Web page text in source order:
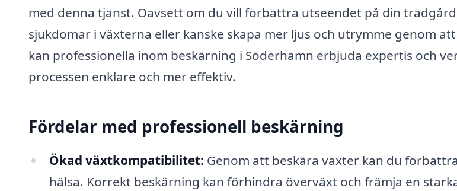
med denna tjänst. Oavsett om du vill förbättra utseendet på din
sjukdomar i växterna eller kanske skapa mer ljus och utrymme genom
kan professionella inom beskärning i Söderhamn erbjuda expertis och
processen enklare och mer effektiv.
Fördelar med professionell beskärning
Ökad växtkompatibilitet: Genom att beskära växter kan du
hälsa. Korrekt beskärning kan förhindra överväxt och främja en